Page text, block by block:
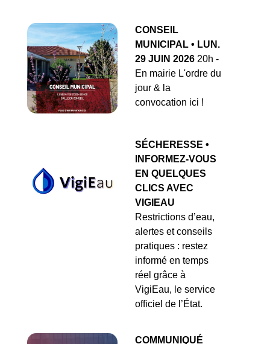
CONSEIL
MUNICIPAL • LUN.
29 JUIN 2026 20h -
En mairie L'ordre du
jour & la
convocation ici !
SÉCHERESSE •
INFORMEZ-VOUS
EN QUELQUES
CLICS AVEC
VIGIEAU
Restrictions d’eau,
alertes et conseils
pratiques : restez
informé en temps
réel grâce à
VigiEau, le service
officiel de l’État.
COMMUNIQUÉ